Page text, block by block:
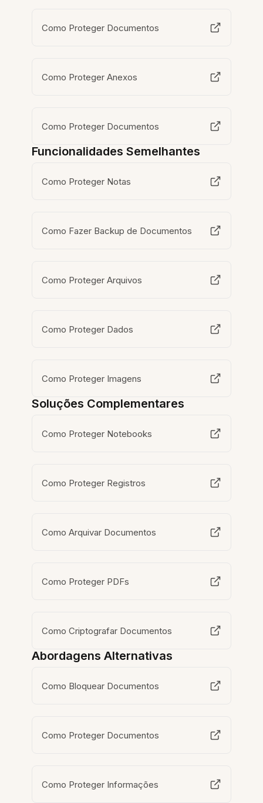
Como Proteger Documentos
Como Proteger Anexos
Como Proteger Documentos
Funcionalidades Semelhantes
Como Proteger Notas
Como Fazer Backup de Documentos
Como Proteger Arquivos
Como Proteger Dados
Como Proteger Imagens
Soluções Complementares
Como Proteger Notebooks
Como Proteger Registros
Como Arquivar Documentos
Como Proteger PDFs
Como Criptografar Documentos
Abordagens Alternativas
Como Bloquear Documentos
Como Proteger Documentos
Como Proteger Informações